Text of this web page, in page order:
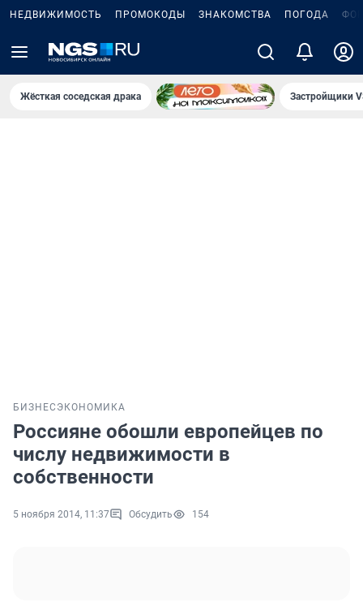
НЕДВИЖИМОСТЬ ПРОМОКОДЫ ЗНАКОМСТВА ПОГОДА
Жёсткая соседская драка Застройщики
БИЗНЕС ЭКОНОМИКА
Россияне обошли европейцев по
числу недвижимости в
собственности
5 ноября 2014, 11:37 Обсудить 154